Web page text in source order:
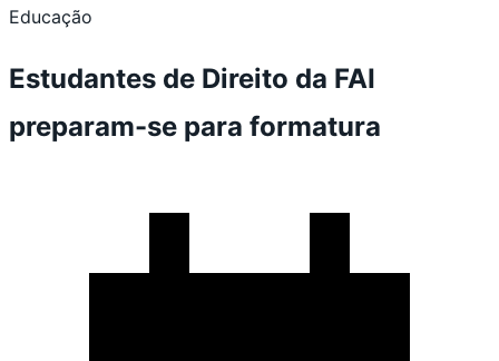
Educação
Estudantes de Direito da FAI
preparam-se para formatura